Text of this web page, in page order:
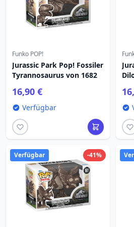
Funko POP!
Jurassic Park Pop! Fossiler
Tyrannosaurus von 1682
16,90 €
Verfügbar
-41%
Verfügbar